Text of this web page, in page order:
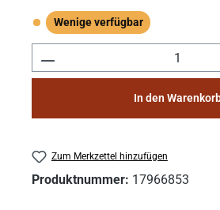
Wenige verfügbar
Wenige verfügbar
Produkt Anzahl: Gib
In den
Zum Merkzettel hinzufügen
Produktnummer: 17966853